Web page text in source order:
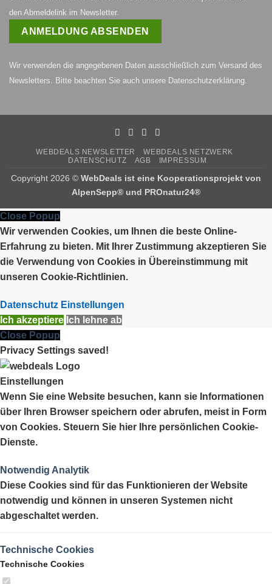
den Abmeldelink im Newsletter.
Wir verwenden die angegebenen Daten ausschließlich zum Versand des
Newsletters. Bitte beachten Sie auch unsere Datenschutzerklärung.
WEBDEALS NEWSLETTER
WEBDEALS NETZWERK
DATENSCHUTZ
AGB IMPRESSUM
Copyright 2026 © WebDeals ist eine Kooperationsprojekt von
AlpenSepp® und PROnatur24®
Close Popup
Wir verwenden Cookies, um Ihnen die beste Online-
Erfahrung zu bieten. Mit Ihrer Zustimmung akzeptieren Sie
die Verwendung von Cookies in Übereinstimmung mit
unseren Cookie-Richtlinien.
Datenschutz Einstellungen
Ich akzeptiere Ich lehne ab
Close Popup
Privacy Settings saved!
Einstellungen
Wenn Sie eine Website besuchen, kann sie Informationen
über Ihren Browser speichern oder abrufen, meist in Form
von Cookies. Steuern Sie hier Ihre persönlichen Cookie-
Dienste.
Notwendig Analytik
Diese Cookies sind für das Funktionieren der Website
notwendig und können in unseren Systemen nicht
abgeschaltet werden.
Technische Cookies
Technische Cookies